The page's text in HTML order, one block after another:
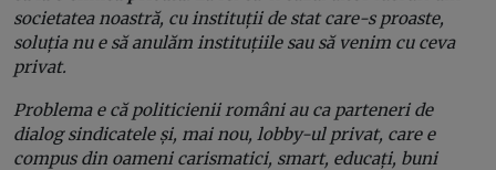
societatea noastră, cu instituții de stat care-s proaste,
soluția nu e să anulăm instituțiile sau să venim cu ceva
privat.
Problema e că politicienii români au ca parteneri de
dialog sindicatele și, mai nou, lobby-ul privat, care e
compus din oameni carismatici, smart, educați, buni